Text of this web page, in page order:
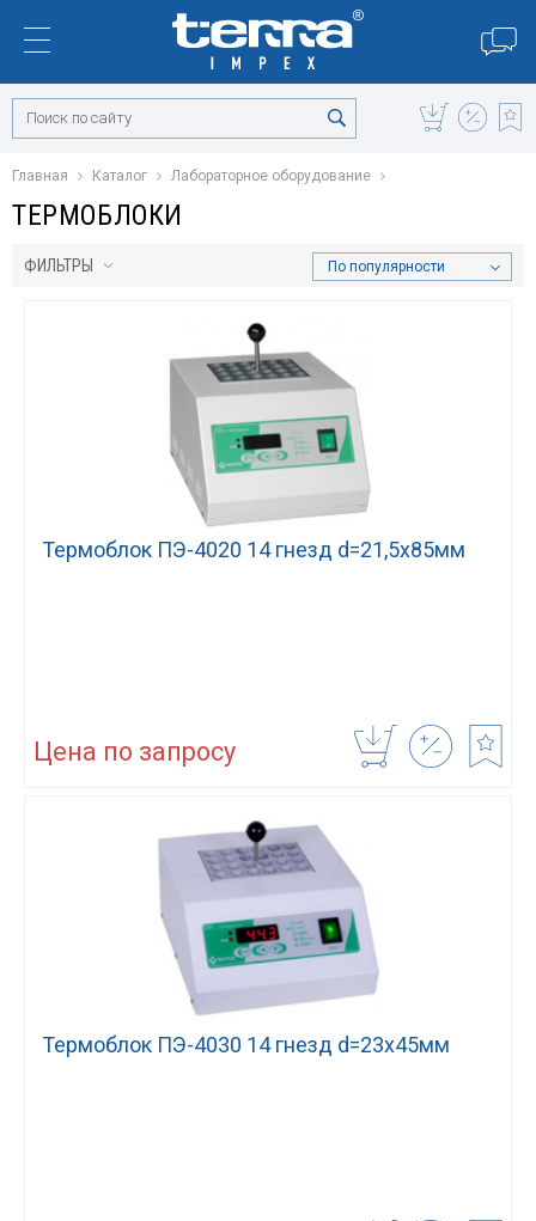
Главная Каталог Лабораторное оборудование
ТЕРМОБЛОКИ
ФИЛЬТРЫ По популярности
Термоблок ПЭ-4020 14 гнезд d=21,5х85мм
Цена по запросу
Термоблок ПЭ-4030 14 гнезд d=23х45мм